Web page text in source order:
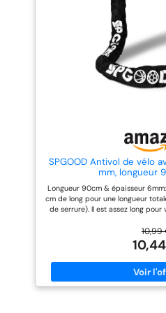
d'oublier le cadenas à
combinaison, le cadenas à
chaîne est équipé de 2 clés
mécaniques pour éviter toute
perte. [Conception intime] Le
cylindre de serrure de scooter
est conçu avec un couvercle
étanche à l'eau et à la poussière,
la clé est également unique et la
SPGOOD Antivol de vélo
mm, longueur
Longueur 90cm & épaisseur
cm de long pour une longueur
de serrure). Il est assez long
mm, ce qui permet d'éviter le
en nylon de haute qualité:La
est faite de matériau en nylon
protéger contre les rayons UV et
chaîne de vélo, mais également
rayer le vélo. Conception de
10,99